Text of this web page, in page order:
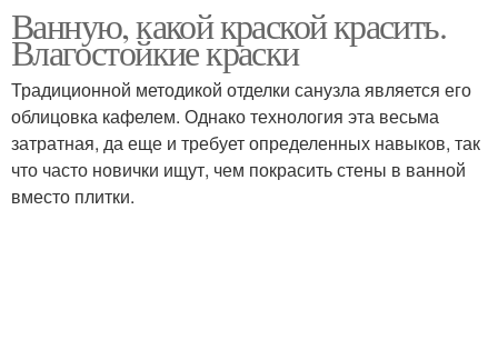
Ванную, какой краской красить.
Влагостойкие краски
Традиционной методикой отделки санузла является его
облицовка кафелем. Однако технология эта весьма
затратная, да еще и требует определенных навыков, так
что часто новички ищут, чем покрасить стены в ванной
вместо плитки.